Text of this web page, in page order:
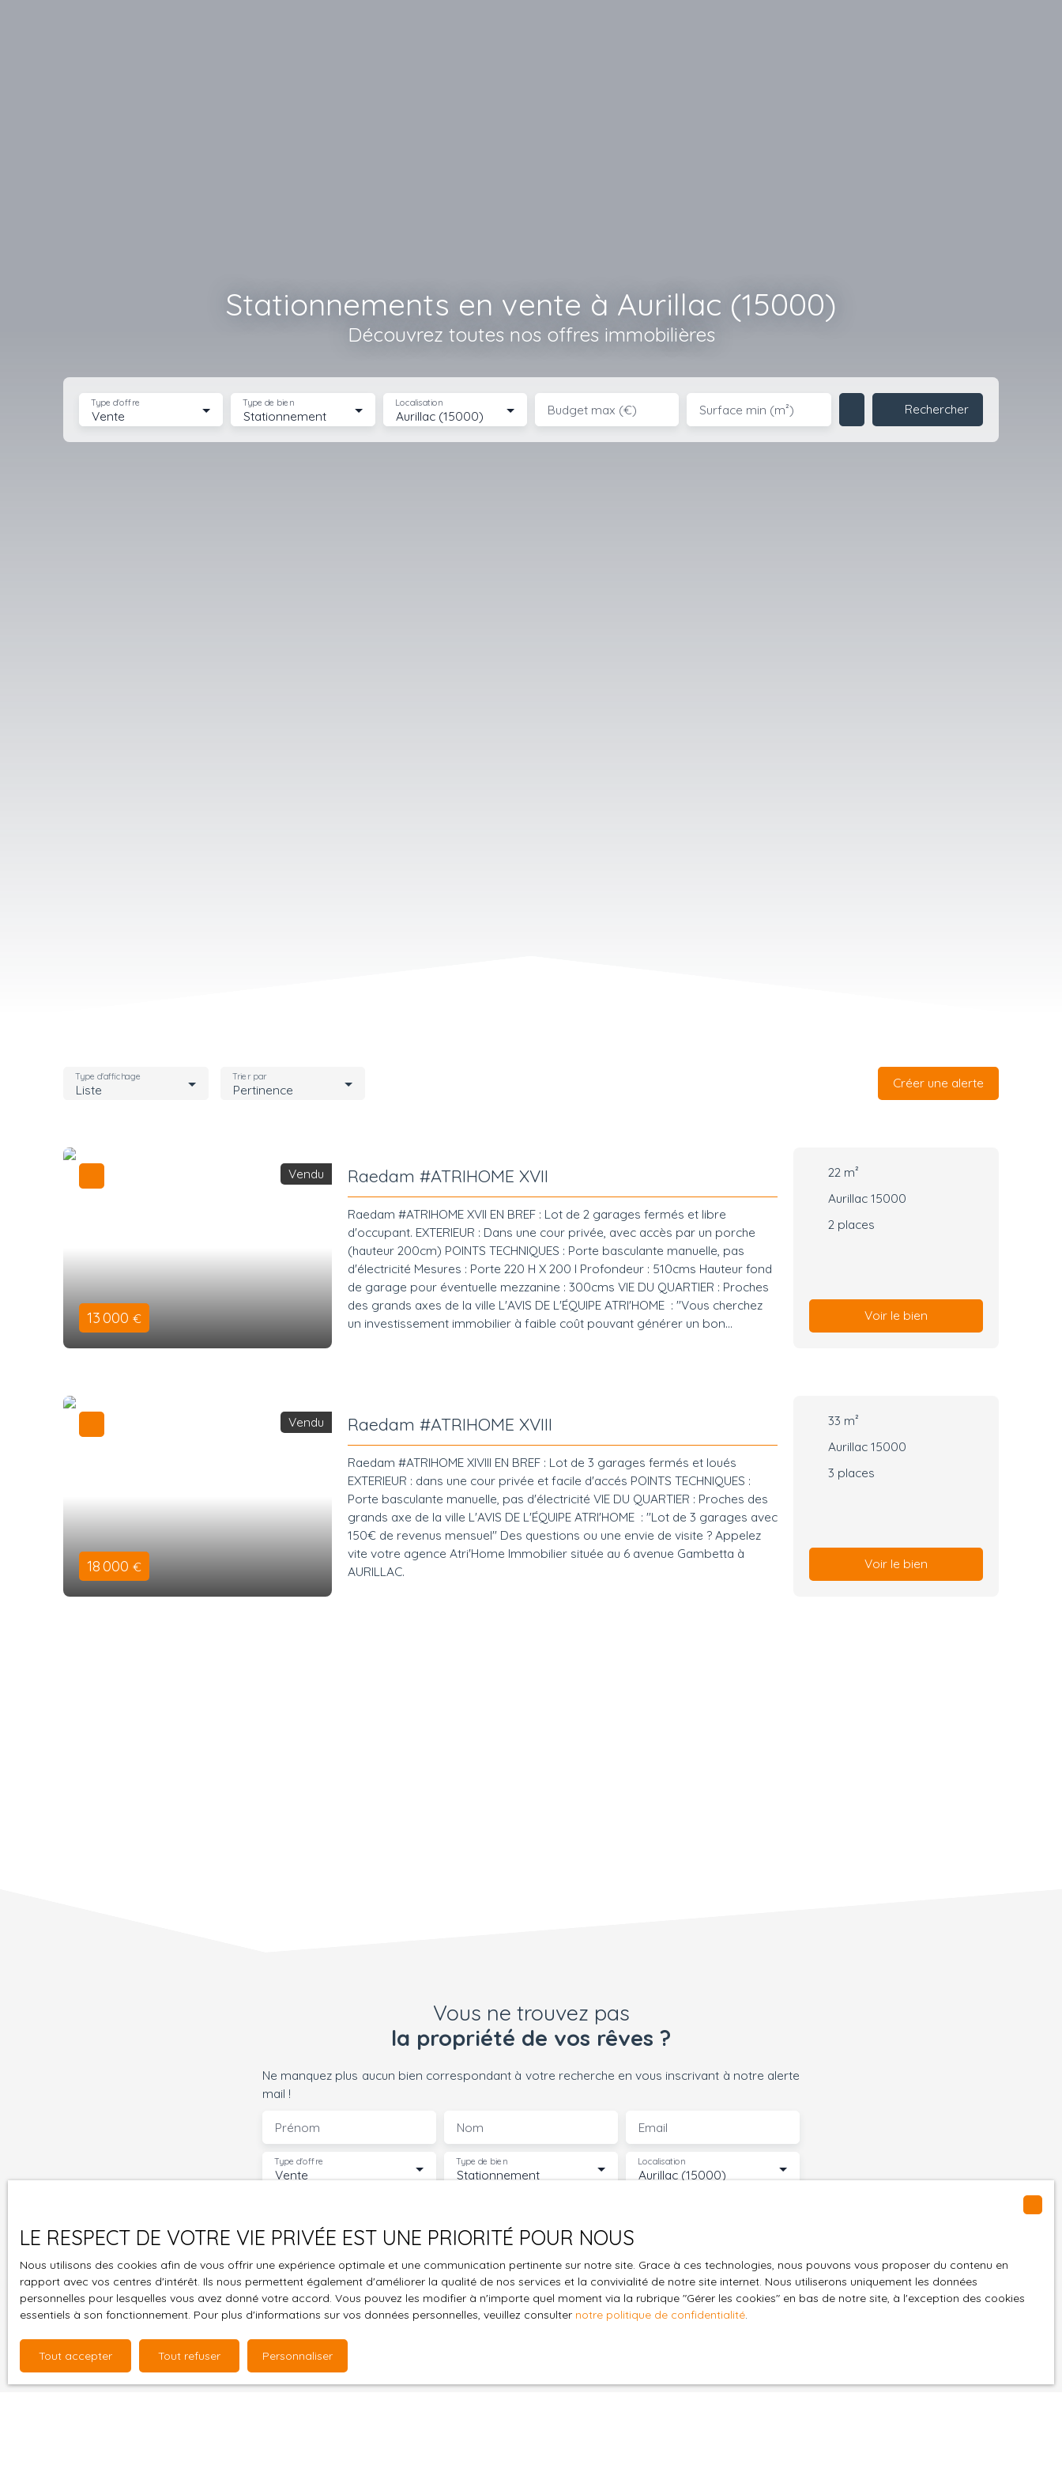
Stationnements en vente à Aurillac (15000)
Découvrez toutes nos offres immobilières
Vente
Type d'offre
Stationnement
Type de bien
Aurillac (15000)
Localisation Budget max (€) Surface min (m²) Rechercher
Liste
Type d'affichage
Pertinence
Trier par Créer une alerte
13 000 €
Vendu Raedam #ATRIHOME XVII
Raedam #ATRIHOME XVII EN BREF : Lot de 2 garages fermés et libre
d'occupant. EXTERIEUR : Dans une cour privée, avec accès par un porche
(hauteur 200cm) POINTS TECHNIQUES : Porte basculante manuelle, pas
d'électricité Mesures : Porte 220 H X 200 l Profondeur : 510cms Hauteur fond
de garage pour éventuelle mezzanine : 300cms VIE DU QUARTIER : Proches
des grands axes de la ville L'AVIS DE L'ÉQUIPE ATRI'HOME : "Vous cherchez
un investissement immobilier à faible coût pouvant générer un bon
22 m²
Aurillac 15000
2 places
Voir le bien
18 000 €
Vendu Raedam #ATRIHOME XVIII
Raedam #ATRIHOME XIVIII EN BREF : Lot de 3 garages fermés et loués
EXTERIEUR : dans une cour privée et facile d'accés POINTS TECHNIQUES :
Porte basculante manuelle, pas d'électricité VIE DU QUARTIER : Proches des
grands axe de la ville L'AVIS DE L'ÉQUIPE ATRI'HOME : "Lot de 3 garages avec
150€ de revenus mensuel" Des questions ou une envie de visite ? Appelez
vite votre agence Atri'Home Immobilier située au 6 avenue Gambetta à
AURILLAC.
33 m²
Aurillac 15000
3 places
Voir le bien
Vous ne trouvez pas
la propriété de vos rêves ?
Ne manquez plus aucun bien correspondant à votre recherche en vous inscrivant à notre alerte
mail !
Prénom Nom Email
Vente
Type d'offre
Stationnement
Type de bien
Aurillac (15000)
Localisation
J'accepte le traitement de mes données personnelles conformément au RGPD. Si vous ne
souhaitez pas faire l'objet de prospection commerciale par voie téléphonique, vous
pouvez vous inscrire gratuitement sur la liste d'opposition au démarchage téléphonique,
prévu par l'article L223-1 du code de la consommation, sur le site Internet
www.bloctel.gouv.fr ou par courrier adressé à :
Société Worldline, Service Bloctel, CS 61311, 41013 BLOIS CEDEX.
LE RESPECT DE VOTRE VIE PRIVÉE EST UNE PRIORITÉ POUR NOUS
Nous utilisons des cookies afin de vous offrir une expérience optimale et une communication pertinente sur notre site. Grace à ces technologies, nous pouvons vous proposer du contenu en
rapport avec vos centres d'intérêt. Ils nous permettent également d'améliorer la qualité de nos services et la convivialité de notre site internet. Nous utiliserons uniquement les données
personnelles pour lesquelles vous avez donné votre accord. Vous pouvez les modifier à n'importe quel moment via la rubrique ″Gérer les cookies″ en bas de notre site, à l'exception des cookies
essentiels à son fonctionnement. Pour plus d'informations sur vos données personnelles, veuillez consulter notre politique de confidentialité.
Tout accepter Tout refuser Personnaliser